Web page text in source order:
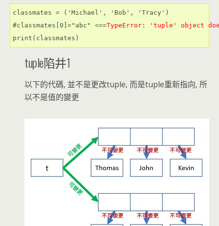
classmates = ('Michael', 'Bob', 'Tracy')
#classmates[0]="abc" <==TypeError: 'tuple' object
print(classmates)
tuple陷井1
以下的代碼, 並不是更改tuple, 而是tuple重新指向, 所
以不是值的變更